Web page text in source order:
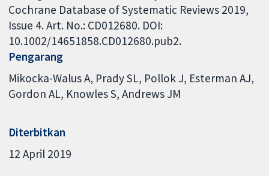
Cochrane Database of Systematic Reviews 2019,
Issue 4. Art. No.: CD012680. DOI:
10.1002/14651858.CD012680.pub2.
Pengarang
Mikocka-Walus A Prady SL Pollok J Esterman AJ
Gordon AL Knowles S Andrews JM
Diterbitkan
12 April 2019